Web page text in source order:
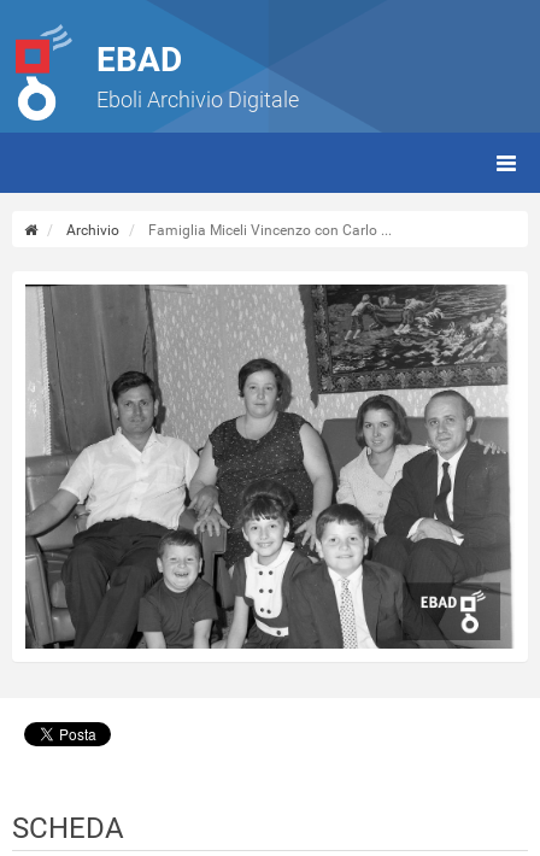
EBAD
Eboli Archivio Digitale
Archivio Famiglia Miceli Vincenzo con Carlo ...
SCHEDA